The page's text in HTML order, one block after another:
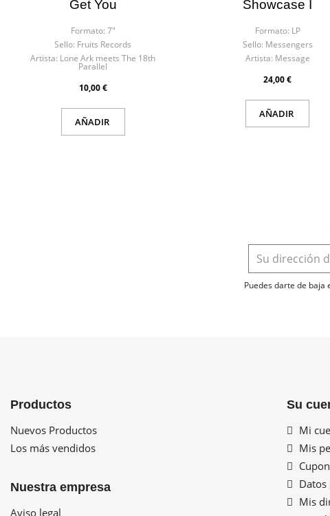
Get You
Formato: 7"
Sello: Fruits Records
Artista: Lone Ark meets The 18th
Parallel
10,00 €
AÑADIR
Showcase I
Formato: LP
Sello: Messengers
Artista: Message
24,00 €
AÑADIR
Puedes darte de
Productos
Nuevos Productos
Los más vendidos
Nuestra empresa
Aviso legal
Su
Mi
Mis
Datos
Mis